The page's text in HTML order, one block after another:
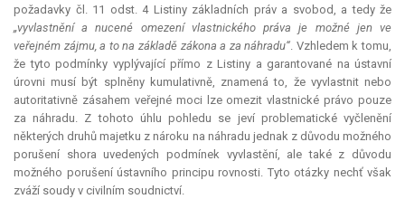
požadavky čl. 11 odst. 4 Listiny základních práv a svobod, a tedy že
„vyvlastnění a nucené omezení vlastnického práva je možné jen ve
veřejném zájmu, a to na základě zákona a za náhradu“. Vzhledem k tomu,
že tyto podmínky vyplývající přímo z Listiny a garantované na ústavní
úrovni musí být splněny kumulativně, znamená to, že vyvlastnit nebo
autoritativně zásahem veřejné moci lze omezit vlastnické právo pouze
za náhradu. Z tohoto úhlu pohledu se jeví problematické vyčlenění
některých druhů majetku z nároku na náhradu jednak z důvodu možného
porušení shora uvedených podmínek vyvlastění, ale také z důvodu
možného porušení ústavního principu rovnosti. Tyto otázky nechť však
zváží soudy v civilním soudnictví.